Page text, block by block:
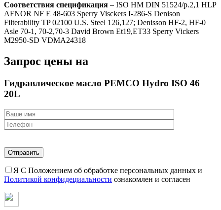
Соответствия спецификация – ISO HM DIN 51524/p.2,1 HLP
AFNOR NF E 48-603 Sperry Visckers I-286-S Denison
Filterability TP 02100 U.S. Steel 126,127; Denisson HF-2, HF-0
Asle 70-1, 70-2,70-3 David Brown Et19,ET33 Sperry Vickers
M2950-SD VDMA24318
Запрос цены на
Гидравлическое масло PEMCO Hydro ISO 46
20L
Я С Положением об обработке персональных данных и
Политикой конфидециальности ознакомлен и согласен